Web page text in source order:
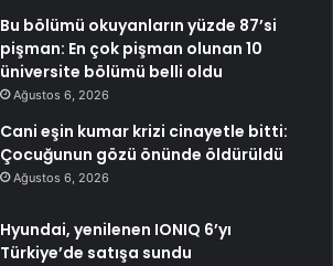
Bu bölümü okuyanların yüzde 87’si
pişman: En çok pişman olunan 10
üniversite bölümü belli oldu
Ağustos 6, 2026
Cani eşin kumar krizi cinayetle bitti:
Çocuğunun gözü önünde öldürüldü
Ağustos 6, 2026
Hyundai, yenilenen IONIQ 6’yı
Türkiye’de satışa sundu